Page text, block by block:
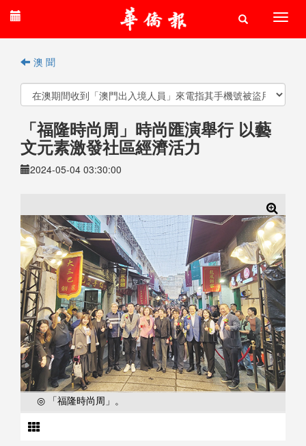
澳 聞
「福隆時尚周」時尚匯演舉行 以藝
文元素激發社區經濟活力
2024-05-04 03:30:00
◎ 「福隆時尚周」。